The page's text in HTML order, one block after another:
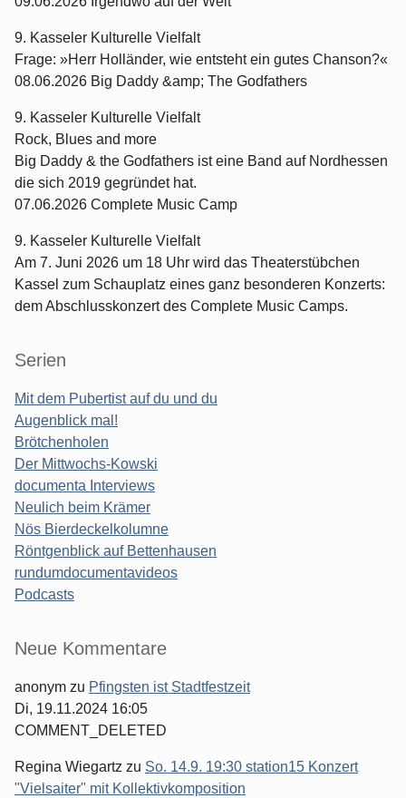
9. Kasseler Kulturelle Vielfalt
Frage: »Herr Holländer, wie entsteht ein gutes Chanson?«
08.06.2026 Big Daddy &amp; The Godfathers
9. Kasseler Kulturelle Vielfalt
Rock, Blues and more
Big Daddy & the Godfathers ist eine Band auf Nordhessen
die sich 2019 gegründet hat.
07.06.2026 Complete Music Camp
9. Kasseler Kulturelle Vielfalt
Am 7. Juni 2026 um 18 Uhr wird das Theaterstübchen
Kassel zum Schauplatz eines ganz besonderen Konzerts:
dem Abschlusskonzert des Complete Music Camps.
Serien
Mit dem Pubertist auf du und du
Augenblick mal!
Brötchenholen
Der Mittwochs-Kowski
documenta Interviews
Neulich beim Krämer
Nös Bierdeckelkolumne
Röntgenblick auf Bettenhausen
rundumdocumentavideos
Podcasts
Seitenleiste
Neue Kommentare
anonym zu Pfingsten ist Stadtfestzeit
Di, 19.11.2024 16:05
COMMENT_DELETED
Regina Wiegartz zu So. 14.9. 19:30 station15 Konzert
"Vielsaiter" mit Kollektivkomposition